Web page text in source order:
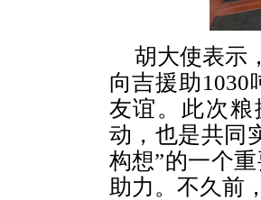
胡大使表示
向吉援助
友谊。此次
动，也是共同
构想”的一个
助力。不久前